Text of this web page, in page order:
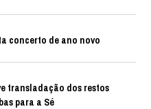
concerto de ano novo
transladação dos restos
para a Sé